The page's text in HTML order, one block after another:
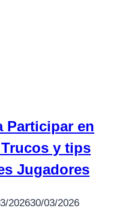
Participar en
y tips
Jugadores
202630/03/2026